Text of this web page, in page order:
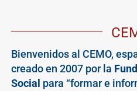
Bienvenidos al CEMO,
creado en 2007 por la
Social para “formar e